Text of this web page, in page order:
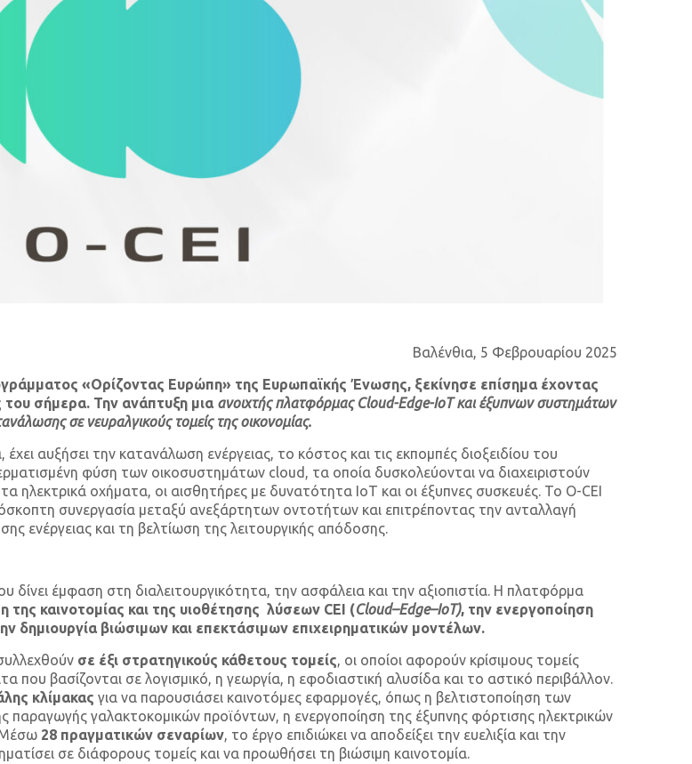
Βαλένθια, 5 Φεβρουαρίου 2025
«Ορίζοντας Ευρώπη» της Ευρωπαϊκής Ένωσης, ξεκίνησε επίσημα έχοντας
του σήμερα. Την ανάπτυξη μια aνοιχτής πλατφόρμας Cloud-Edge-IoT και έξυπνων συστημάτων
σε νευραλγικούς τομείς της οικονομίας.
αυξήσει την κατανάλωση ενέργειας, το κόστος και τις εκπομπές διοξειδίου του
φύση των οικοσυστημάτων cloud, τα οποία δυσκολεύονται να διαχειριστούν
οχήματα, οι αισθητήρες με δυνατότητα IoT και οι έξυπνες συσκευές. To O-CEI
συνεργασία μεταξύ ανεξάρτητων οντοτήτων και επιτρέποντας την ανταλλαγή
ενέργειας και τη βελτίωση της λειτουργικής απόδοσης.
δίνει έμφαση στη διαλειτουργικότητα, την ασφάλεια και την αξιοπιστία. Η πλατφόρμα
της καινοτομίας και της υιοθέτησης λύσεων CEI (Cloud–Edge–IoT), την ενεργοποίηση
δημιουργία βιώσιμων και επεκτάσιμων επιχειρηματικών μοντέλων.
σε έξι στρατηγικούς κάθετους τομείς, οι οποίοι αφορούν κρίσιμους τομείς
που βασίζονται σε λογισμικό, η γεωργία, η εφοδιαστική αλυσίδα και το αστικό περιβάλλον.
κλίμακας για να παρουσιάσει καινοτόμες εφαρμογές, όπως η βελτιστοποίηση των
γαλακτοκομικών προϊόντων, η ενεργοποίηση της έξυπνης φόρτισης ηλεκτρικών
Μέσω 28 πραγματικών σεναρίων, το έργο επιδιώκει να αποδείξει την ευελιξία και την
σε διάφορους τομείς και να προωθήσει τη βιώσιμη καινοτομία.